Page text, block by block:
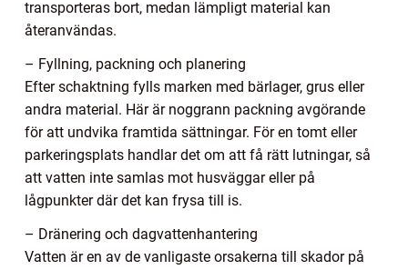
transporteras bort, medan lämpligt material kan
återanvändas.
– Fyllning, packning och planering
Efter schaktning fylls marken med bärlager, grus eller
andra material. Här är noggrann packning avgörande
för att undvika framtida sättningar. För en tomt eller
parkeringsplats handlar det om att få rätt lutningar, så
att vatten inte samlas mot husväggar eller på
lågpunkter där det kan frysa till is.
– Dränering och dagvattenhantering
Vatten är en av de vanligaste orsakerna till skador på